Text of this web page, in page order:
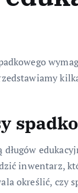
inwentarz,
określić, czy